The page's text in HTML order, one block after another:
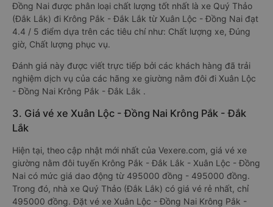
Đồng Nai được phân loại chất lượng tốt nhất là xe Quý Thảo
(Đắk Lắk) đi Krông Pắk - Đắk Lắk từ Xuân Lộc - Đồng Nai đạt
4.4 / 5 điểm dựa trên các tiêu chí như: Chất lượng xe, Đúng
giờ, Chất lượng phục vụ.
Đánh giá này được viết trực tiếp bởi các khách hàng đã trải
nghiệm dịch vụ của các hãng xe giường nằm đôi đi Xuân Lộc
- Đồng Nai Krông Pắk - Đắk Lắk .
3. Giá vé xe Xuân Lộc - Đồng Nai Krông Pắk - Đắk
Lắk
Hiện tại, theo cập nhật mới nhất của Vexere.com, giá vé xe
giường nằm đôi tuyến Krông Pắk - Đắk Lắk - Xuân Lộc - Đồng
Nai có mức giá dao động từ 495000 đồng - 495000 đồng.
Trong đó, nhà xe Quý Thảo (Đắk Lắk) có giá vé rẻ nhất, chỉ
495000 đồng. Đặt vé xe Xuân Lộc - Đồng Nai Krông Pắk -